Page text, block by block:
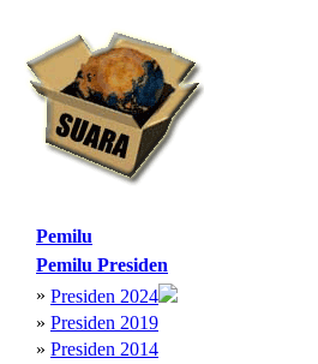
Pemilu
Pemilu Presiden
» Presiden 2024
» Presiden 2019
» Presiden 2014